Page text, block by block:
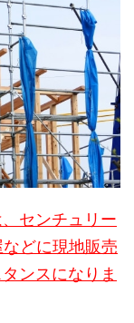
センチュリー
どに現地販売
ンスになりま